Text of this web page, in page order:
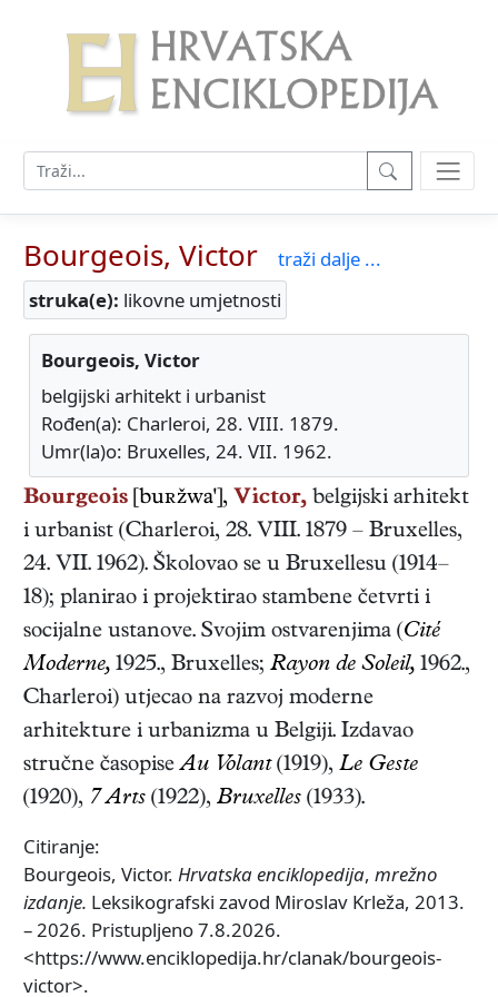
Bourgeois, Victor
traži dalje ...
struka(e): likovne umjetnosti
Bourgeois, Victor
belgijski arhitekt i urbanist
Rođen(a): Charleroi, 28. VIII. 1879.
Umr(la)o: Bruxelles, 24. VII. 1962.
Bourgeois [buʀžwa'], Victor, belgijski arhitekt
i urbanist (Charleroi, 28. VIII. 1879 – Bruxelles,
24. VII. 1962). Školovao se u Bruxellesu (1914–
18); planirao i projektirao stambene četvrti i
socijalne ustanove. Svojim ostvarenjima (Cité
Moderne, 1925., Bruxelles; Rayon de Soleil, 1962.,
Charleroi) utjecao na razvoj moderne
arhitekture i urbanizma u Belgiji. Izdavao
stručne časopiseAu Volant(1919), Le Geste
(1920), 7 Arts (1922), Bruxelles (1933).
Citiranje:
Bourgeois, Victor. Hrvatska enciklopedija, mrežno
izdanje. Leksikografski zavod Miroslav Krleža, 2013.
– 2026. Pristupljeno 7.8.2026.
<https://www.enciklopedija.hr/clanak/bourgeois-
victor>.